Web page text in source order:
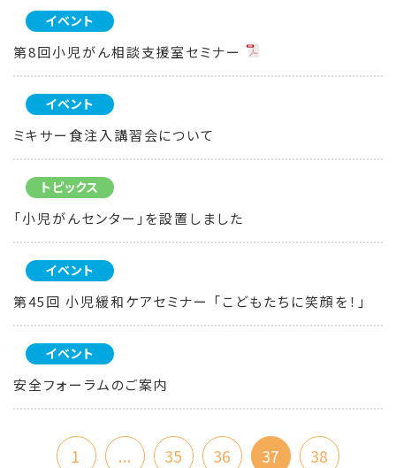
イベント
第8回小児がん相談支援室セミナー
イベント
ミキサー食注入講習会について
トピックス
「小児がんセンター」を設置しました
イベント
第45回 小児緩和ケアセミナー 「こどもたちに笑顔を！」
イベント
安全フォーラムのご案内
1 ... 35 36 37 38